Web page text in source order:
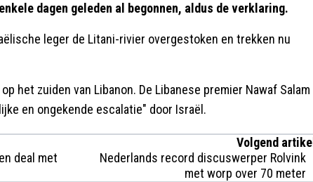
dagen geleden al begonnen, aldus de verklaring.
leger de Litani-rivier overgestoken en trekken nu
het zuiden van Libanon. De Libanese premier Nawaf Salam
en ongekende escalatie" door Israël.
deal met
Volgend artikel
Nederlands record discuswerper Rolvink
met worp over 70 meter